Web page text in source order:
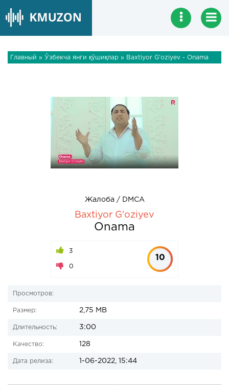
Главный » Ўзбекча янги қўшиқлар » Baxtiyor G'oziyev - Onama
Жалоба / DMCA
Baxtiyor G'oziyev
Onama
3
0
10
Просмотров:
Размер: 2,75 MB
Длительность: 3:00
Качество: 128
Дата релиза: 1-06-2022, 15:44